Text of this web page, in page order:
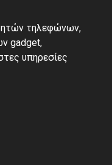
τηλεφώνων,
gadget,
υπηρεσίες